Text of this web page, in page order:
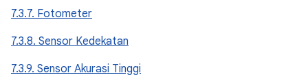
7.3.7. Fotometer
7.3.8. Sensor Kedekatan
7.3.9. Sensor Akurasi Tinggi